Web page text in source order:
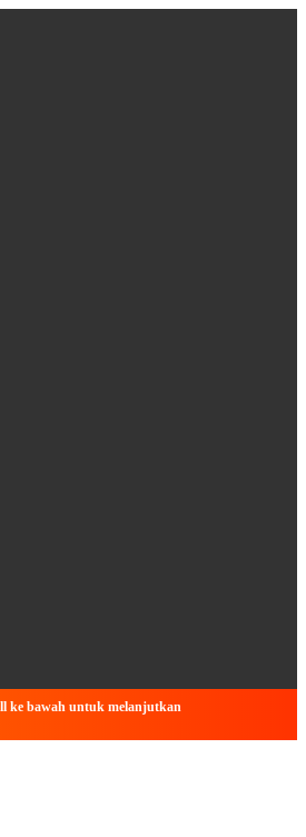
ke bawah untuk melanjutkan